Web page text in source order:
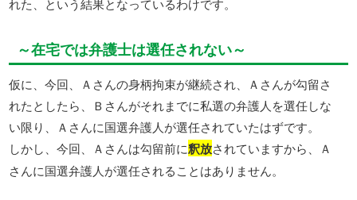
れた、という結果となっているわけです。
～在宅では弁護士は選任されない～
仮に、今回、Ａさんの身柄拘束が継続され、Ａさんが勾留さ
れたとしたら、Ｂさんがそれまでに私選の弁護人を選任しな
い限り、Ａさんに国選弁護人が選任されていたはずです。
しかし、今回、Ａさんは勾留前に釈放されていますから、Ａ
さんに国選弁護人が選任されることはありません。